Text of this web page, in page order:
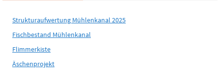
Strukturaufwertung Mühlenkanal 2025
Fischbestand Mühlenkanal
Flimmerkiste
Äschenprojekt